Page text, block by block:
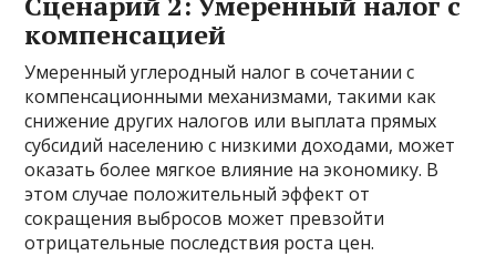
компенсацией
Умеренный углеродный налог в сочетании с
компенсационными механизмами, такими как
снижение других налогов или выплата прямых
субсидий населению с низкими доходами, может
оказать более мягкое влияние на экономику. В
этом случае положительный эффект от
сокращения выбросов может превзойти
отрицательные последствия роста цен.